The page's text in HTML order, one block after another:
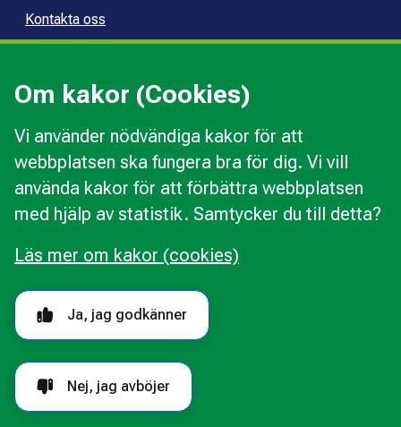
Om kakor (Cookies)
Vi använder nödvändiga kakor för att
webbplatsen ska fungera bra för dig. Vi vill
använda kakor för att förbättra webbplatsen
med hjälp av statistik. Samtycker du till detta?
Ja, jag godkänner
Nej, jag avböjer
Läs mer om kakor (cookies)
Kontakta oss
Press
Kommunal budget- och skuldrådgivning
Om webbplatsen
Behandling av personuppgifter